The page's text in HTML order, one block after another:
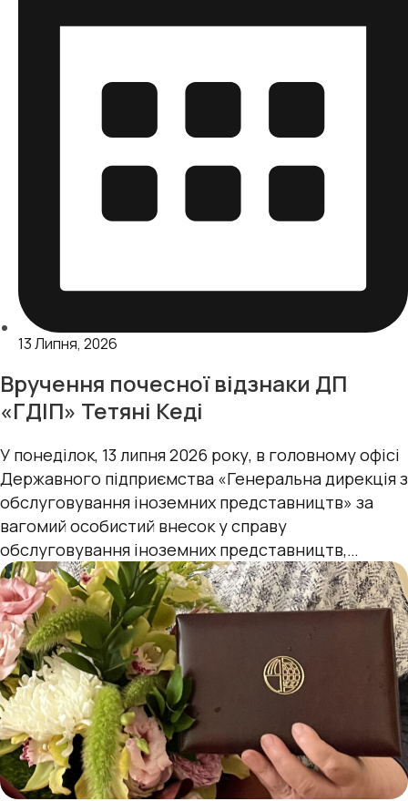
13 Липня, 2026
Вручення почесної відзнаки ДП
«ГДІП» Тетяні Кеді
У понеділок, 13 липня 2026 року, в головному офісі
Державного підприємства «Генеральна дирекція з
обслуговування іноземних представництв» за
вагомий особистий внесок у справу
обслуговування іноземних представництв,
сумлінну працю та з